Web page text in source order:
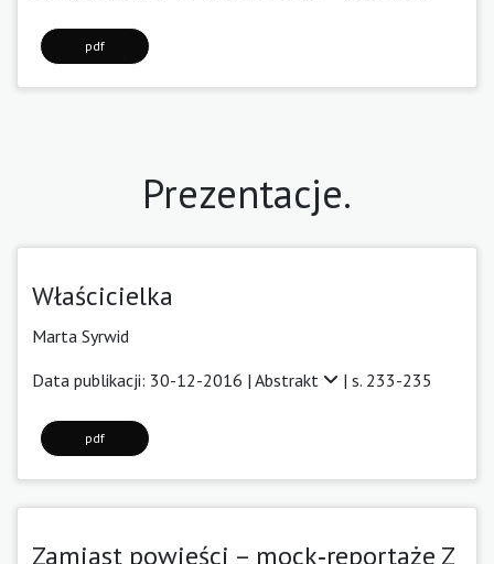
pdf
Prezentacje.
Właścicielka
Marta Syrwid
Data publikacji: 30-12-2016 | Abstrakt | s. 233-235
pdf
Zamiast powieści – mock‑reportaże Z